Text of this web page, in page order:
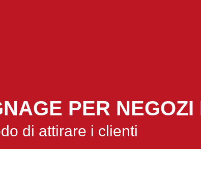
PER
di attirare i clienti